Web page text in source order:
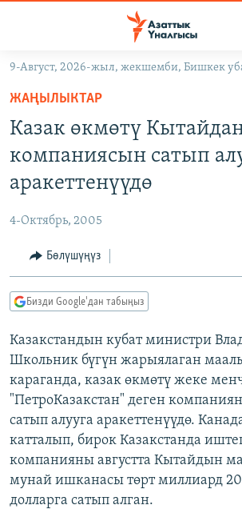
Навигацияга
өтүңүз
Издөөгө
салыңыз
МАДАНИЯТ
ТВ ПРОГРАММАЛАР
БҮГҮН АЗАТТЫКТА
ДАНИСТЕ
АЗАТТЫК+
ЫҢГАЙСЫЗ СУРООЛОР
ПОДКАСТ
ОНЛАЙН ШЕРИНЕ
ЭЕ/АРнун бардык сайттары
9-Август, 2026-жыл, жекшемби, Бишкек
ЖАҢЫЛЫКТАР
Казак өкмөтү
компаниясын сатып
аракеттенүүдө
4-Октябрь, 2005
Бөлүшүңүз
Бизди Google'дан табыңыз
Казакстандын кубат министри
Школьник бүгүн жарыялаган
караганда, казак өкмөтү жеке
"ПетроКазакстан" деген
сатып алууга аракеттенүүдө.
катталып, бирок Казакстанда
компанияны августта Кытайдын
мунай ишканасы төрт миллиард
долларга сатып алган.